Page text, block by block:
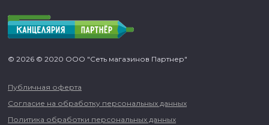
© 2026 © 2020 ООО "Сеть магазинов Партнер"
Публичная оферта
Согласие на обработку персональных данных
Политика обработки персональных данных